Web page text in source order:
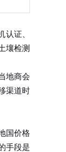
证、
壤检测
地商会
渠道时
国价格
手段是